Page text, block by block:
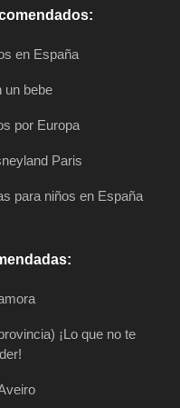
en España
un bebe
por Europa
Paris
para niños en España
¡Lo que no te